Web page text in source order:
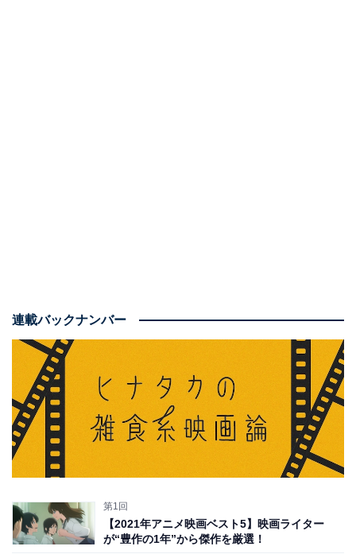
『肉弾』と『ラブホテル』（1985年）と『信虎』（2021
年）のみと少なく貴重です。監督は『日本のいちばん長
連載バックナンバー
第1回
【2021年アニメ映画ベスト5】映画ライター
が“豊作の1年”から傑作を厳選！